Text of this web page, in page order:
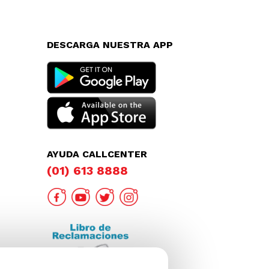
DESCARGA NUESTRA APP
AYUDA CALLCENTER
(01) 613 8888